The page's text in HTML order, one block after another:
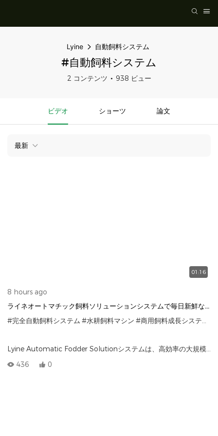
Lyine 自動飼料システム
#自動飼料システム
2 コンテンツ 938 ビュー
ビデオ ショーツ 論文
最新
01:16
8 hours ago
ライネオートマチック飼料ソリューションシステムで毎日新鮮な
飼料を育てる
#完全自動飼料システム #水耕飼料マシン #商用飼料成長システム
Lyine Automatic Fodder Solutionシステムは、高効率の大規模
な家畜操作のために設計された完全に自動化された水耕飼料生産
436 0